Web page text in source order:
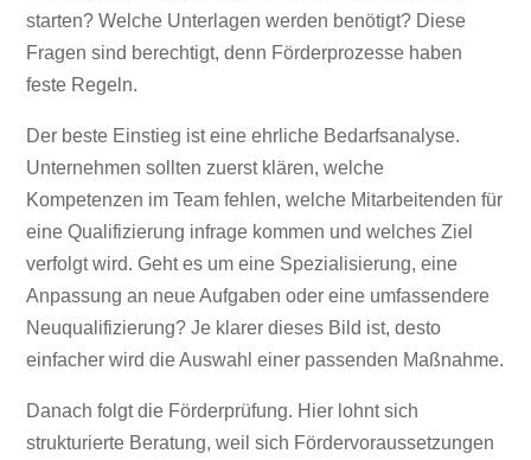
starten? Welche Unterlagen werden benötigt? Diese
Fragen sind berechtigt, denn Förderprozesse haben
feste Regeln.
Der beste Einstieg ist eine ehrliche Bedarfsanalyse.
Unternehmen sollten zuerst klären, welche
Kompetenzen im Team fehlen, welche Mitarbeitenden für
eine Qualifizierung infrage kommen und welches Ziel
verfolgt wird. Geht es um eine Spezialisierung, eine
Anpassung an neue Aufgaben oder eine umfassendere
Neuqualifizierung? Je klarer dieses Bild ist, desto
einfacher wird die Auswahl einer passenden Maßnahme.
Danach folgt die Förderprüfung. Hier lohnt sich
strukturierte Beratung, weil sich Fördervoraussetzungen